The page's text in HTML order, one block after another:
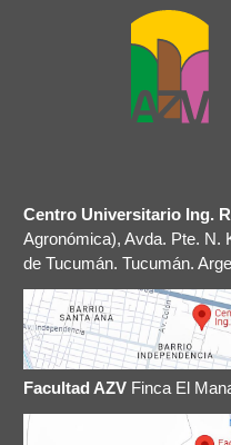
Centro Universitario Ing.
Agronómica), Avda. Pte. N.
de Tucumán. Tucumán.
Facultad AZVFinca El